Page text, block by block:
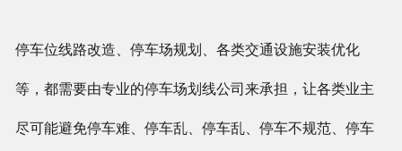
停车位线路改造、停车场规划、各类交通设施安装优化
等，都需要由专业的停车场划线公司来承担，让各类业主
尽可能避免停车难、停车乱、停车乱、停车不规范、停车